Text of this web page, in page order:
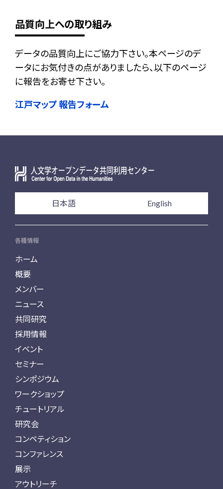
品質向上への取り組み
データの品質向上にご協力下さい。本ページのデ
ータにお気付きの点がありましたら、以下のページ
に報告をお寄せ下さい。
江戸マップ 報告フォーム
日本語 English
各種情報
ホーム
概要
メンバー
ニュース
共同研究
採用情報
イベント
セミナー
シンポジウム
ワークショップ
チュートリアル
研究会
コンペティション
コンファレンス
展示
アウトリーチ